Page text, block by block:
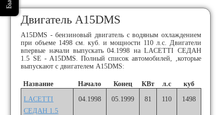
Двигатель A15DMS
A15DMS - бензиновый двигатель с водяным охлаждением
при объеме 1498 см. куб. и мощности 110 л.с. Двигатели
впервые начали выпускать 04.1998 на LACETTI СЕДАН
1.5 SE - A15DMS. Полный список автомобилей, ,которые
выпускают с двигателем A15DMS:
Название Начало Конец КВт л.с куб
LACETTI
СЕДАН 1.5
04.1998 05.1999 81 110 1498